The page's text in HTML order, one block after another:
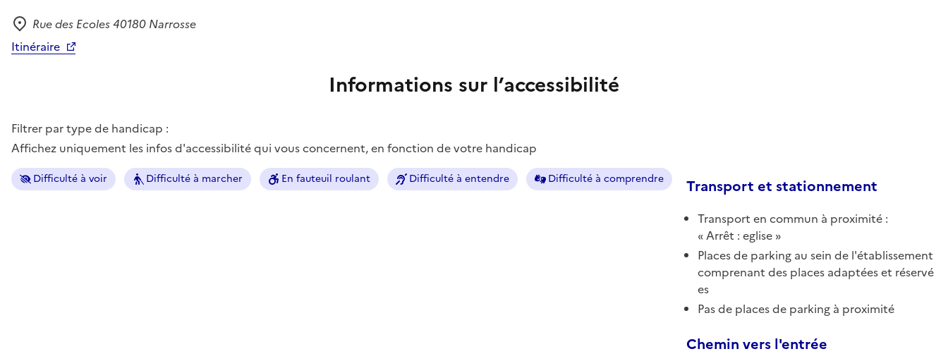
Adresse
Rue des Ecoles 40180 Narrosse
Itinéraire
Informations sur l’accessibilité
Filtrer par type de handicap :
Affichez uniquement les infos d'accessibilité qui vous concernent, en fonction de votre handicap
Difficulté à voir Difficulté à marcher En fauteuil roulant Difficulté à entendre Difficulté à comprendre Transport et stationnement
Transport en commun à proximité :
Arrêt : eglise
Places de parking au sein de l'établissement
comprenant des places adaptées et réservé
es
Pas de places de parking à proximité
Chemin vers l'entrée